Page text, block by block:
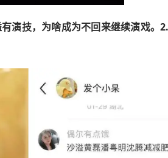
演技，为啥成为不回来继续演戏。